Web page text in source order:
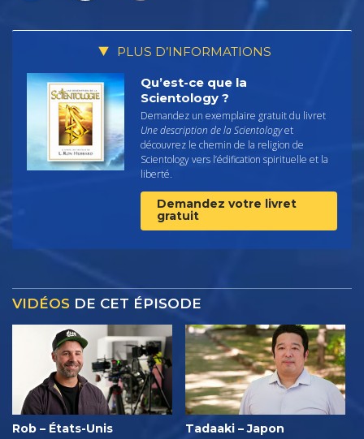
PLUS D’INFORMATIONS
Qu’est-ce que la
Scientology ?
Demandez un exemplaire gratuit du livret
Une description de la Scientologyet
découvrez le chemin de la religion de
Scientology vers l’édification spirituelle et la
liberté.
Demandez votre livret
gratuit
VIDÉOS DE CET ÉPISODE
Rob – États-Unis Tadaaki – Japon